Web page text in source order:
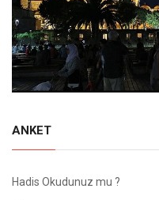
ANKET
Hadis Okudunuz mu ?